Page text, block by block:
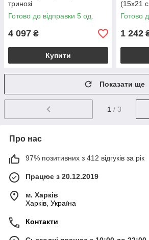
тринозі
Готово до відправки 5 од.
4 097 ₴
Купити
(15х21
Готово
1 242
Показати ще
1 / 3
Про нас
97% позитивних з 412 відгуків за рік
Працює з 20.12.2019
м. Харків
Харків, Україна
Контакти